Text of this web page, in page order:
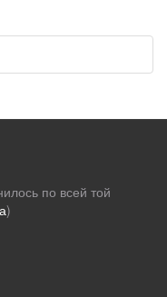
по всей той
)